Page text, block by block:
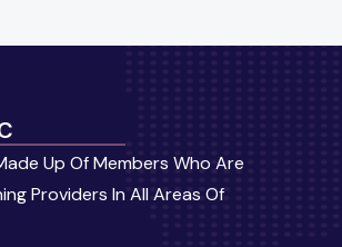
Up Of Members Who Are
Providers In All Areas Of